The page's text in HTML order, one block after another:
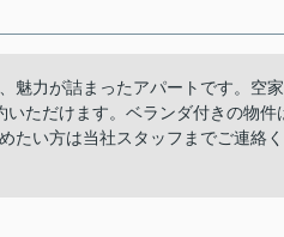
魅力が詰まったアパートです。空
ただけます。ベランダ付きの物
たい方は当社スタッフまでご連絡